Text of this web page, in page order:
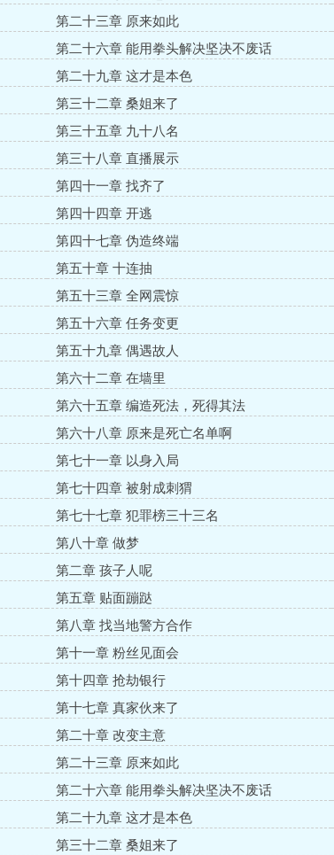
第二十三章 原来如此
第二十六章 能用拳头解决坚决不废话
第二十九章 这才是本色
第三十二章 桑姐来了
第三十五章 九十八名
第三十八章 直播展示
第四十一章 找齐了
第四十四章 开逃
第四十七章 伪造终端
第五十章 十连抽
第五十三章 全网震惊
第五十六章 任务变更
第五十九章 偶遇故人
第六十二章 在墙里
第六十五章 编造死法，死得其法
第六十八章 原来是死亡名单啊
第七十一章 以身入局
第七十四章 被射成刺猬
第七十七章 犯罪榜三十三名
第八十章 做梦
第二章 孩子人呢
第五章 贴面蹦跶
第八章 找当地警方合作
第十一章 粉丝见面会
第十四章 抢劫银行
第十七章 真家伙来了
第二十章 改变主意
第二十三章 原来如此
第二十六章 能用拳头解决坚决不废话
第二十九章 这才是本色
第三十二章 桑姐来了